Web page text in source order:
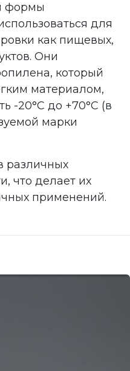
формы
для
как пищевых,
Они
который
материалом,
-20°С до +70°С (в
марки
различных
что делает их
применений.